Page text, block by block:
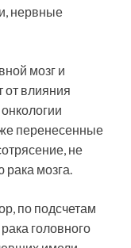
нервные
мозг и
от влияния
перенесенные
не
рака мозга.
по подсчетам
головного